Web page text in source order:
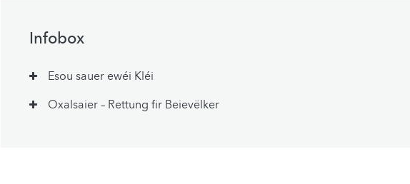
Infobox
Esou sauer ewéi Kléi
Oxalsaier – Rettung fir Beievëlker